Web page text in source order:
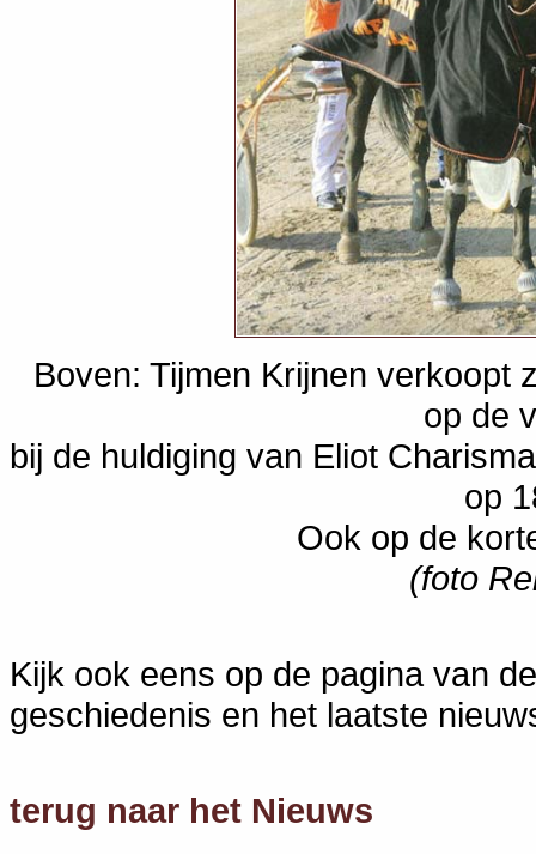
Boven: Tijmen Krijnen verkoopt
op de
bij de huldiging van Eliot
op
Ook op de
(foto
Kijk ook eens op de pagina van
geschiedenis en het laatste
terug naar het Nieuws